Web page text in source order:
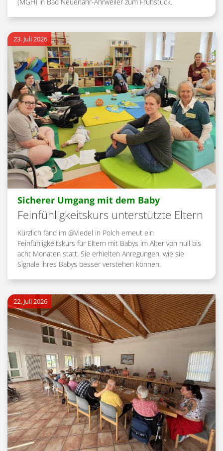
Sicherer Umgang mit dem Baby:
Feinfühligkeitskurs unterstützte Eltern
23. Juli 2026
Kürzlich fand im @Viedel in Polch erneut ein
Feinfühligkeitskurs für Eltern mit Babys im Alter von null bis
acht Monaten statt. Sie erhielten Anregungen, wie sie
Signale ihres Babys besser verstehen können.
22. Juli 2026